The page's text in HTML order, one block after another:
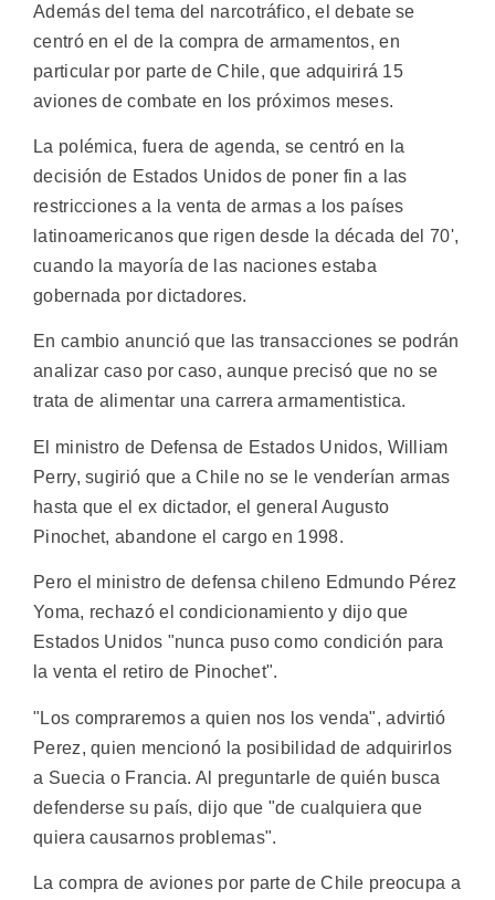
Además del tema del narcotráfico, el debate se
centró en el de la compra de armamentos, en
particular por parte de Chile, que adquirirá 15
aviones de combate en los próximos meses.
La polémica, fuera de agenda, se centró en la
decisión de Estados Unidos de poner fin a las
restricciones a la venta de armas a los países
latinoamericanos que rigen desde la década del 70',
cuando la mayoría de las naciones estaba
gobernada por dictadores.
En cambio anunció que las transacciones se podrán
analizar caso por caso, aunque precisó que no se
trata de alimentar una carrera armamentistica.
El ministro de Defensa de Estados Unidos, William
Perry, sugirió que a Chile no se le venderían armas
hasta que el ex dictador, el general Augusto
Pinochet, abandone el cargo en 1998.
Pero el ministro de defensa chileno Edmundo Pérez
Yoma, rechazó el condicionamiento y dijo que
Estados Unidos "nunca puso como condición para
la venta el retiro de Pinochet".
"Los compraremos a quien nos los venda", advirtió
Perez, quien mencionó la posibilidad de adquirirlos
a Suecia o Francia. Al preguntarle de quién busca
defenderse su país, dijo que "de cualquiera que
quiera causarnos problemas".
La compra de aviones por parte de Chile preocupa a